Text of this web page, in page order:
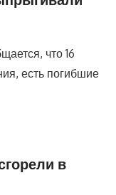
что 16
есть погибшие
в